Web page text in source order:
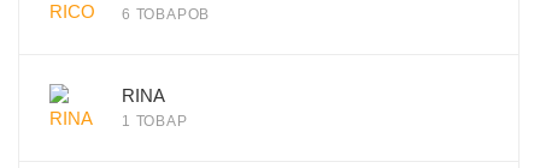
6 ТОВАРОВ
RINA
1 ТОВАР